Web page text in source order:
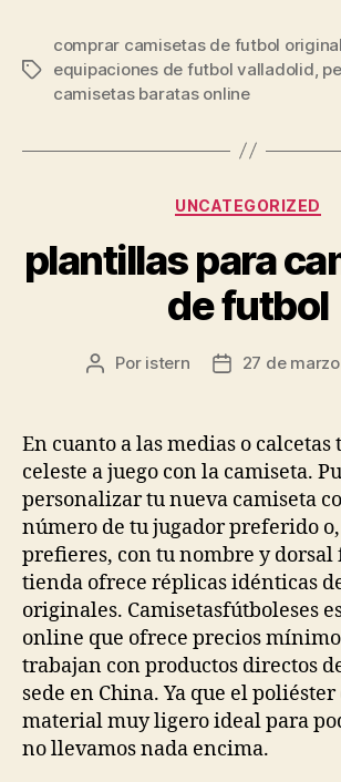
Etiquetas
comprar camisetas de futbol
equipaciones de futbol valladolid
camisetas baratas online
Categorías
UNCATEGORIZED
plantillas para
de futbol
Autor
entrada
Por istern
Fecha
entrada
27 de
En cuanto a las medias o
celeste a juego con la camiseta.
personalizar tu nueva camiseta
número de tu jugador preferido
prefieres, con tu nombre y dorsal
tienda ofrece réplicas idénticas
originales. Camisetasfútboleses
online que ofrece precios
trabajan con productos directos
sede en China. Ya que el poliéster
material muy ligero ideal para
no llevamos nada encima.